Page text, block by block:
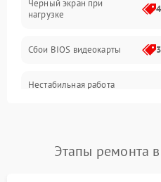
Электропитание
ПО
Электронные компоненты
Общие поломки
Черный экран при
нагрузке
Сбои BIOS видеокарты
Нестабильная работа
Этапы ремонта